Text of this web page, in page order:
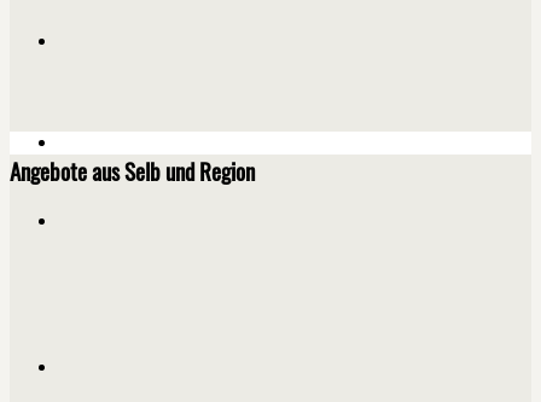
Angebote aus Selb und Region